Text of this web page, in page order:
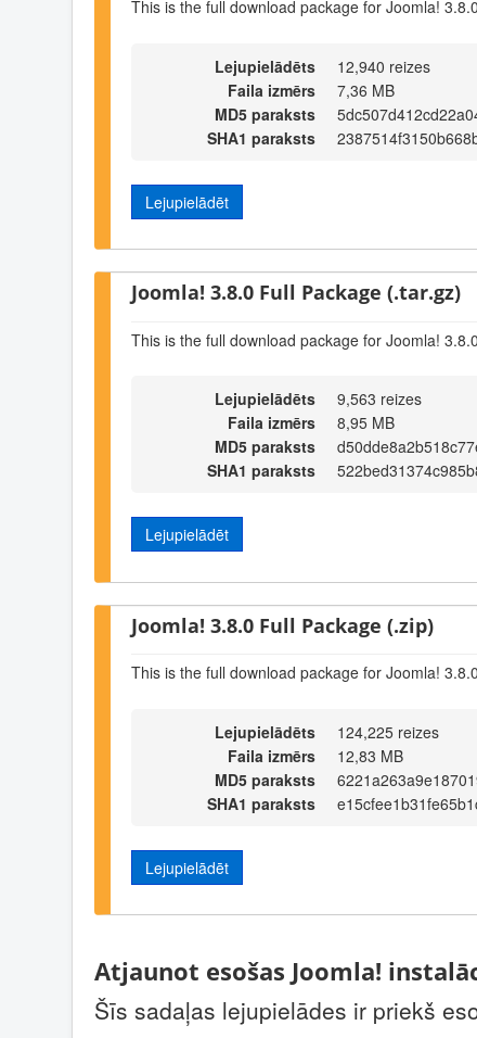
This is the full download package for Joomla! 3.8.0
Lejupielādēts
12,940 reizes
Faila izmērs
7,36 MB
MD5 paraksts
SHA1 paraksts
Lejupielādēt
Joomla! 3.8.0 Full Package (.tar.gz)
This is the full download package for Joomla! 3.8.0
Lejupielādēts
9,563 reizes
Faila izmērs
8,95 MB
MD5 paraksts
SHA1 paraksts
Lejupielādēt
Joomla! 3.8.0 Full Package (.zip)
This is the full download package for Joomla! 3.8.0
Lejupielādēts
124,225 reizes
Faila izmērs
12,83 MB
MD5 paraksts
SHA1 paraksts
Lejupielādēt
Atjaunot esošas Joomla!
Šīs sadaļas lejupielādes ir priekš